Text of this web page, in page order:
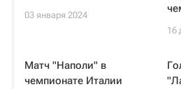
03 января 2024
16
Матч "Наполи" в
чемпионате Италии